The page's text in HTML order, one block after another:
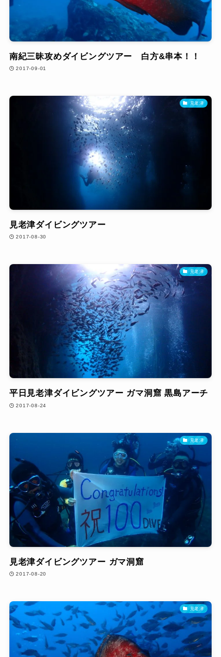
南紀三昧攻めダイビングツアー 白方&串本！！
2017-09-01
見老津
見老津ダイビングツアー
2017-08-30
見老津
平日見老津ダイビングツアー ガマ洞窟 黒島アーチ
2017-08-24
見老津
見老津ダイビングツアー ガマ洞窟
2017-08-20
見老津